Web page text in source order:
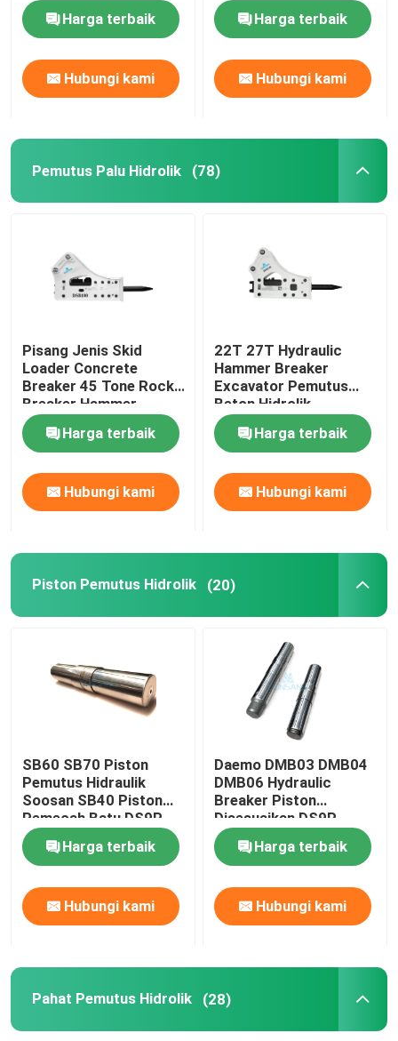
Tentang kami
Tur Pabrik
Kontrol kualitas
Pemecah Batu Hidrolik
Pemutus Palu Hidrolik
Pahat Pemutus Hidrolik
Segel Pemutus
Baut Pemutus
Semak Hidrolik
Silinder Pemutus Hidraulik
Harga terbaik
Hubungi kami
Harga terbaik
Hubungi kami
Pemutus Palu Hidrolik (78)
Pisang Jenis Skid
Loader Concrete
Breaker 45 Tone Rock
Breaker Hammer
Harga terbaik
Hubungi kami
22T 27T Hydraulic
Hammer Breaker
Excavator Pemutus
Beton Hidrolik
Harga terbaik
Hubungi kami
Piston Pemutus Hidrolik (20)
SB60 SB70 Piston
Pemutus Hidraulik
Soosan SB40 Piston
Pemecah Batu DS9P
Harga terbaik
Hubungi kami
Daemo DMB03 DMB04
DMB06 Hydraulic
Breaker Piston
Disesuaikan DS9P
Harga terbaik
Hubungi kami
Pahat Pemutus Hidrolik (28)